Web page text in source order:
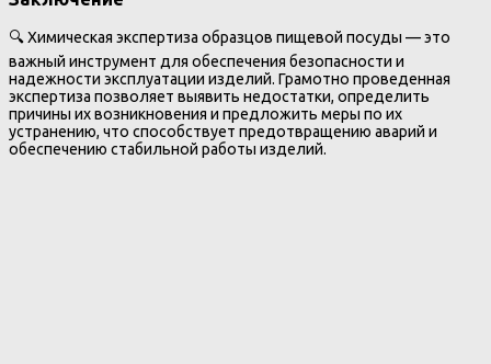
🔍 Химическая экспертиза образцов пищевой посуды — это
важный инструмент для обеспечения безопасности и
надежности эксплуатации изделий. Грамотно проведенная
экспертиза позволяет выявить недостатки, определить
причины их возникновения и предложить меры по их
устранению, что способствует предотвращению аварий и
обеспечению стабильной работы изделий.